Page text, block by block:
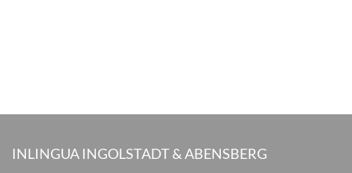
INLINGUA INGOLSTADT & ABENSBERG